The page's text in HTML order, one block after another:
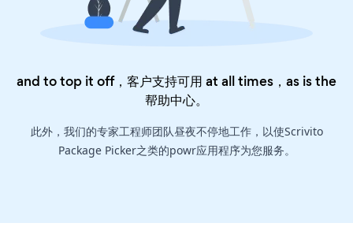
and to top it off，客户支持可用 at all times，as is the
帮助中心。
此外，我们的专家工程师团队昼夜不停地工作，以使Scrivito
Package Picker之类的powr应用程序为您服务。